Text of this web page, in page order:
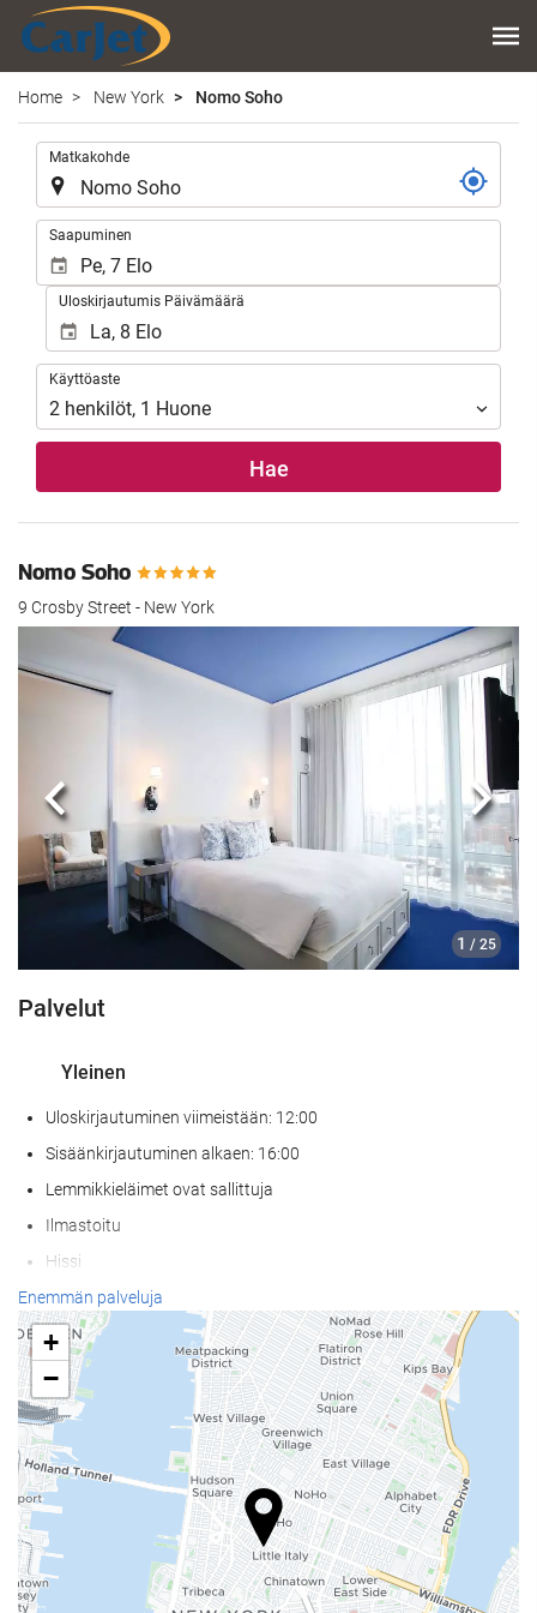
Home New York Nomo Soho
Matkakohde
Saapuminen
Uloskirjautumis Päivämäärä
Käyttöaste
Käyttöaste
2 henkilöt, 1 Huone
Hae
Nomo Soho
9 Crosby Street - New York
1 / 25
Edellinen
Palvelut
Yleinen
Uloskirjautuminen viimeistään: 12:00
Sisäänkirjautuminen alkaen: 16:00
Lemmikkieläimet ovat sallittuja
Ilmastoitu
Hissi
Pääsy liikuntarajoitteisille asiakkaille
Huoneissa tupakointi kielletty
Vastaanottopalvelut
Matkatavarasäilytys
Kassakaappi
Rahanvaihto
Retkipalvelu
Enemmän palveluja
+
−